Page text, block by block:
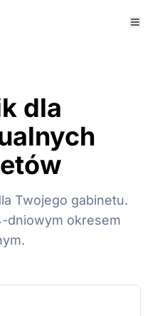
dla
Twojego gabinetu.
dniowym okresem